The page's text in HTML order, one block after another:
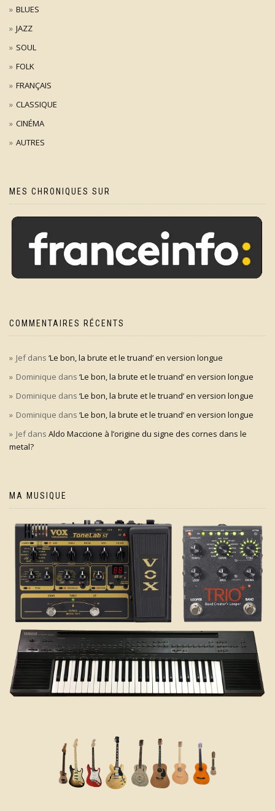
BLUES
JAZZ
SOUL
FOLK
FRANÇAIS
CLASSIQUE
CINÉMA
AUTRES
MES CHRONIQUES SUR
COMMENTAIRES RÉCENTS
Jefdans ‘Le bon, la brute et le truand’ en version longue
Dominique dans ‘Le bon, la brute et le truand’ en version longue
Dominique dans ‘Le bon, la brute et le truand’ en version longue
Dominique dans ‘Le bon, la brute et le truand’ en version longue
Jefdans Aldo Maccione à l’origine du signe des cornes dans le
metal?
MA MUSIQUE